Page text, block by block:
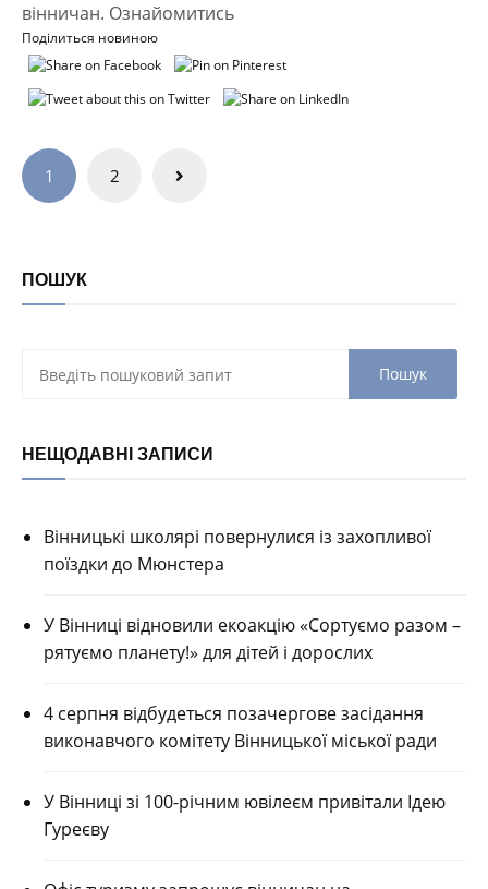
ПОШУК
НЕЩОДАВНІ ЗАПИСИ
Вінницькі школярі повернулися із захопливої
поїздки до Мюнстера
У Вінниці відновили екоакцію «Сортуємо разом –
рятуємо планету!» для дітей і дорослих
4 серпня відбудеться позачергове засідання
виконавчого комітету Вінницької міської ради
У Вінниці зі 100-річним ювілеєм привітали Ідею
Гуреєву
вінничан. Ознайомитись
Поділиться новиною
Навігація
записів
1 2